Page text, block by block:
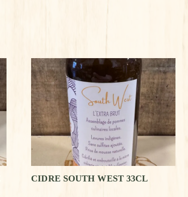
CIDRE SOUTH WEST 33CL